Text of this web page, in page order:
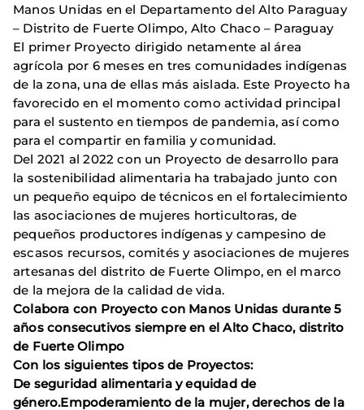
Manos Unidas en el Departamento del Alto Paraguay
– Distrito de Fuerte Olimpo, Alto Chaco – Paraguay
El primer Proyecto dirigido netamente al área
agrícola por 6 meses en tres comunidades indígenas
de la zona, una de ellas más aislada. Este Proyecto ha
favorecido en el momento como actividad principal
para el sustento en tiempos de pandemia, así como
para el compartir en familia y comunidad.
Del 2021 al 2022 con un Proyecto de desarrollo para
la sostenibilidad alimentaria ha trabajado junto con
un pequeño equipo de técnicos en el fortalecimiento
las asociaciones de mujeres horticultoras, de
pequeños productores indígenas y campesino de
escasos recursos, comités y asociaciones de mujeres
artesanas del distrito de Fuerte Olimpo, en el marco
de la mejora de la calidad de vida.
Colabora con Proyecto con Manos Unidas durante 5
años consecutivos siempre en el Alto Chaco, distrito
de Fuerte Olimpo
Con los siguientes tipos de Proyectos:
De seguridad alimentaria y equidad de
género.Empoderamiento de la mujer, derechos de la